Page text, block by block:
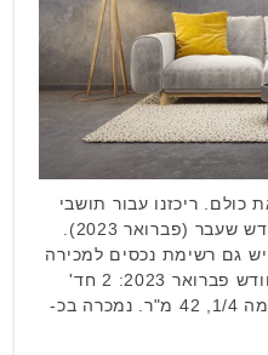
כולם. ריכזנו עבור תושבי
בת ים את הדירות שנמכרו בחודש שעבר (פברואר 2023).
גם רשימת נכסים למכירה
בעיר. בת ים נכסים שנמכרו בחודש פברואר 2023: 2 חד'
ביוספטל (שנת בנייה 1970) קומה 1/4, 42 מ"ר. נמכרה בכ-